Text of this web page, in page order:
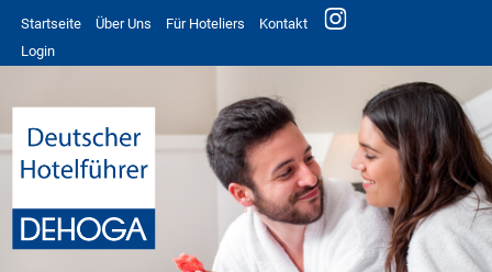
Startseite Über Uns Für Hoteliers
Kontakt
Login